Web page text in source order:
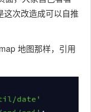
这次改造成可以自推
地图那样，引用